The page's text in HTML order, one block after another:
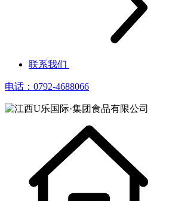
联系我们
电话：0792-4688066